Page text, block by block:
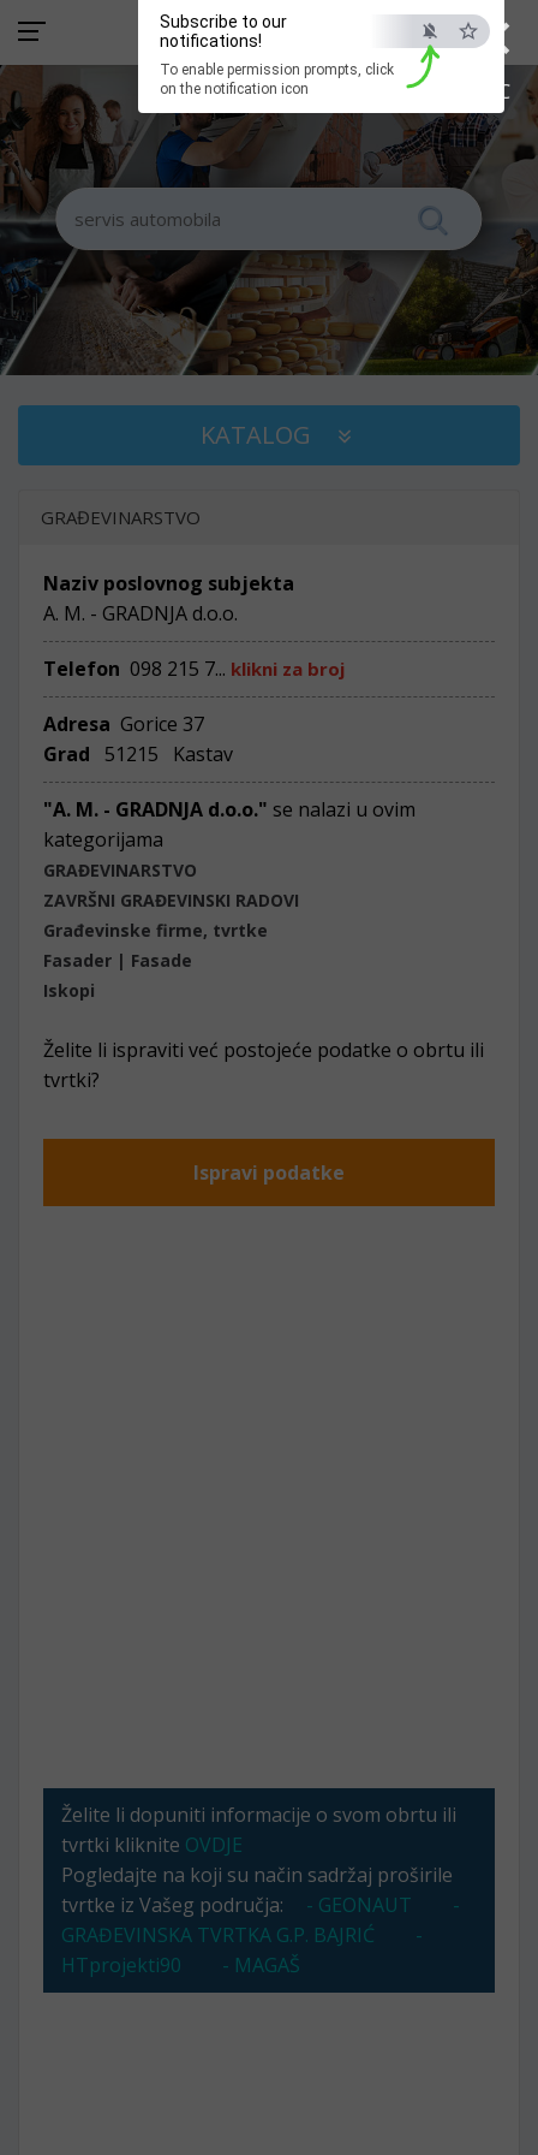
×
ESC
Subscribe to our
notifications!
To enable permission prompts, click
on the notification icon
KATALOG
GRAĐEVINARSTVO
Naziv poslovnog subjekta
A. M. - GRADNJA d.o.o.
Telefon 098 215 7... klikni za broj
Adresa Gorice 37
Grad
51215 Kastav
"A. M. - GRADNJA d.o.o." se nalazi u ovim
kategorijama
GRAĐEVINARSTVO
ZAVRŠNI GRAĐEVINSKI RADOVI
Građevinske firme, tvrtke
Fasader | Fasade
Iskopi
Želite li ispraviti već postojeće podatke o obrtu ili
tvrtki?
Ispravi podatke
Želite li dopuniti informacije o svom obrtu ili
tvrtki kliknite OVDJE
Pogledajte na koji su način sadržaj proširile
tvrtke iz Vašeg područja:
- GEONAUT
-
GRAĐEVINSKA TVRTKA G.P. BAJRIĆ
-
HTprojekti90
- MAGAŠ